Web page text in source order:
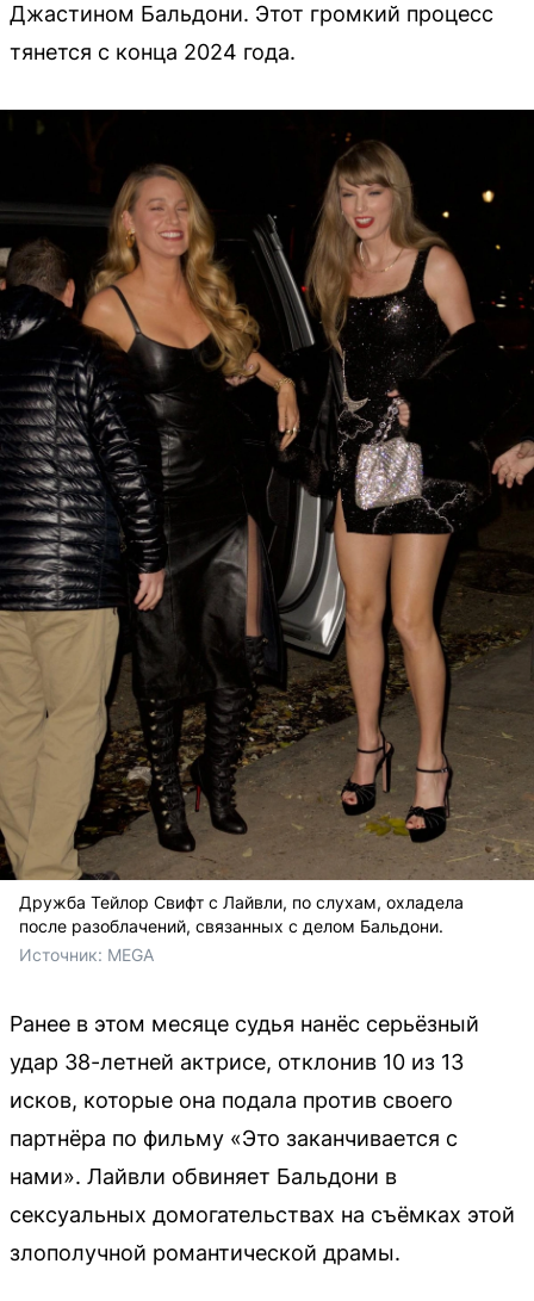
Джастином Бальдони. Этот громкий процесс
тянется с конца 2024 года.
Дружба Тейлор Свифт с Лайвли, по слухам, охладела
после разоблачений, связанных с делом Бальдони.
Источник: MEGA
Ранее в этом месяце судья нанёс серьёзный
удар 38-летней актрисе, отклонив 10 из 13
исков, которые она подала против своего
партнёра по фильму «Это заканчивается с
нами». Лайвли обвиняет Бальдони в
сексуальных домогательствах на съёмках этой
злополучной романтической драмы.